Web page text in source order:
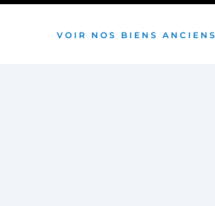
VOIR NOS BIENS ANCIENS